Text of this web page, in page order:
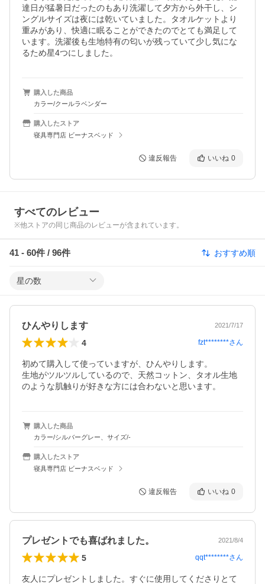
達日が猛暑日だったのもあり洗濯して夕方から外干し、シ
ングルサイズは夜には乾いていました。タオルケットより
重みがあり、快適に眠ることができたのでとても満足して
います。洗濯後も生地特有の匂いが残っていて少し気にな
るため星4つにしました。
購入した商品
カラー/クールラベンダー
購入したストア
寝具専門店 ビーナスベッド
違反報告 いいね 0
すべてのレビュー
※他ストアの同じ商品のレビューが含まれています。
41 - 60件 / 96件 おすすめ順
星の数
ひんやりします 2021/7/17
4 fzt********さん
初めて購入して使っていますが、ひんやりします。
生地がツルツルしているので、天然コットン、タオル生地
のような肌触りが好きな方には合わないと思います。
購入した商品
カラー/シルバーグレー、サイズ/-
購入したストア
寝具専門店 ビーナスベッド
違反報告 いいね 0
プレゼントでも喜ばれました。 2021/8/4
5 qqt********さん
友人にプレゼントしました。すぐに使用してくださりとて